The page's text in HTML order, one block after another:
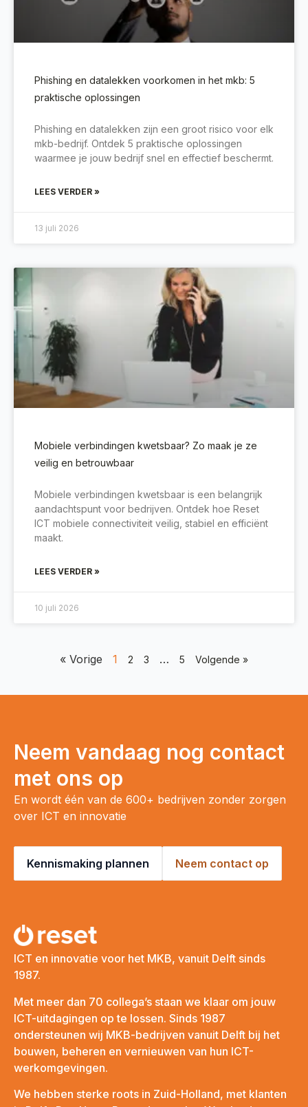
Phishing en datalekken voorkomen in het mkb: 5
praktische oplossingen
Phishing en datalekken zijn een groot risico voor elk
mkb-bedrijf. Ontdek 5 praktische oplossingen
waarmee je jouw bedrijf snel en effectief beschermt.
LEES VERDER »
13 juli 2026
Mobiele verbindingen kwetsbaar? Zo maak je ze
veilig en betrouwbaar
Mobiele verbindingen kwetsbaar is een belangrijk
aandachtspunt voor bedrijven. Ontdek hoe Reset
ICT mobiele connectiviteit veilig, stabiel en efficiënt
maakt.
LEES VERDER »
10 juli 2026
« Vorige 1 2 3 … 5 Volgende »
Neem vandaag nog contact
met ons op
En wordt één van de 600+ bedrijven zonder zorgen
over ICT en innovatie
Kennismaking plannen Neem contact op
ICT en innovatie voor het MKB, vanuit Delft sinds
1987.
Met meer dan 70 collega’s staan we klaar om jouw
ICT-uitdagingen op te lossen. Sinds 1987
ondersteunen wij MKB-bedrijven vanuit Delft bij het
bouwen, beheren en vernieuwen van hun ICT-
werkomgevingen.
We hebben sterke roots in Zuid-Holland, met klanten